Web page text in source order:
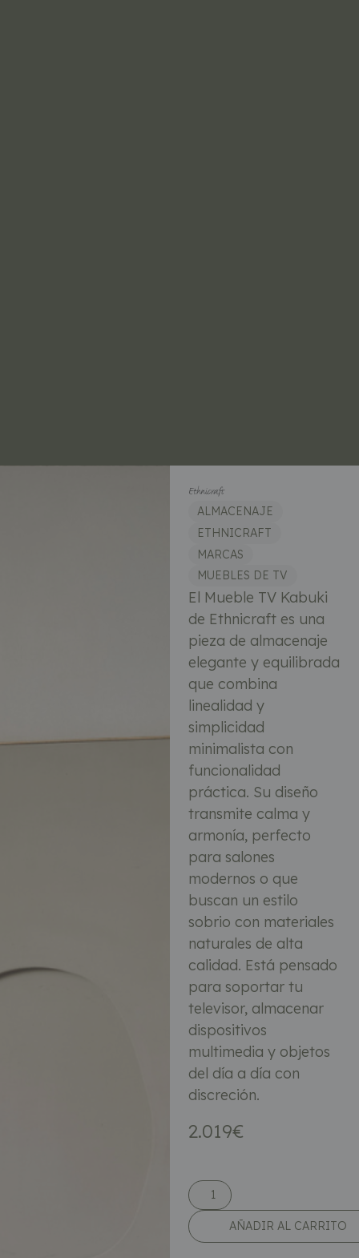
ALMACENAJE
ETHNICRAFT
MARCAS
MUEBLES DE TV
El Mueble TV Kabuki
de Ethnicraft es una
pieza de almacenaje
elegante y equilibrada
que combina
linealidad y
simplicidad
minimalista con
funcionalidad
práctica. Su diseño
transmite calma y
armonía, perfecto
para salones
modernos o que
buscan un estilo
sobrio con materiales
naturales de alta
calidad. Está pensado
para soportar tu
televisor, almacenar
dispositivos
multimedia y objetos
del día a día con
discreción.
2.019€
AÑADIR AL CARRITO